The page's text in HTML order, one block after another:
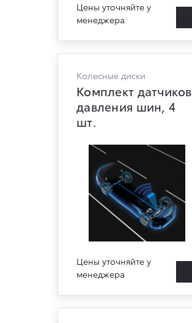
Цены уточняйте у
менеджера
Колесные диски
Комплект датчиков
давления шин, 4
шт.
Цены уточняйте у
менеджера